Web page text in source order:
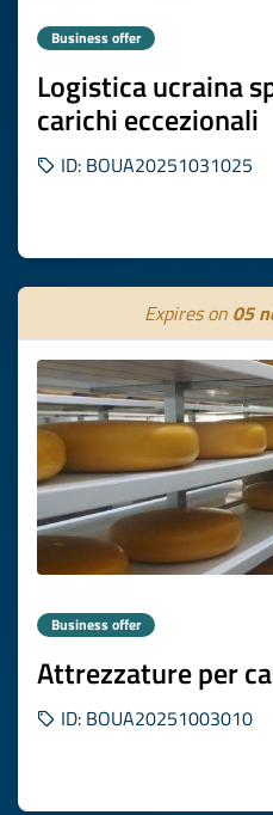
Business offer
Logistica ucraina
carichi eccezionali
ID: BOUA20251031025
Expires on 05
Business offer
Attrezzature per
ID: BOUA20251003010